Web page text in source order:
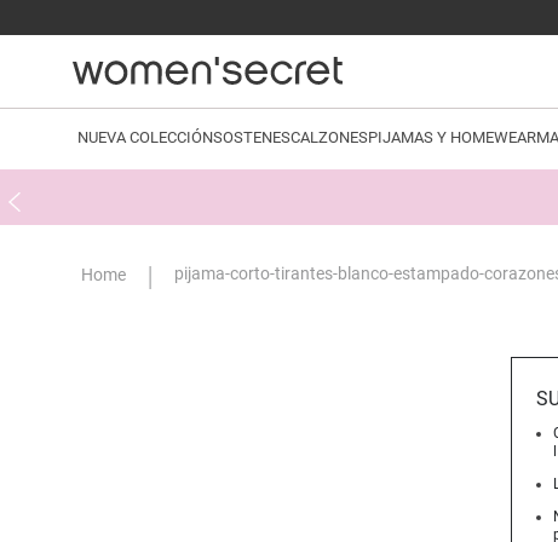
NUEVA COLECCIÓNSOSTENESCALZONESPIJAMAS Y HOMEWEAR
pijama-corto-tirantes-blanco-estampado-